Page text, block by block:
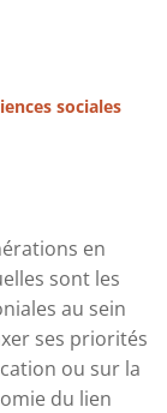
sociales
en
sont les
au sein
ses priorités
ou sur la
du lien